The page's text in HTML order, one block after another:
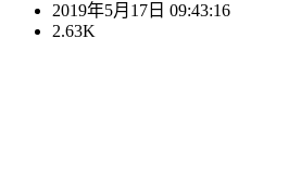
2019年5月17日 09:43:16
2.63K